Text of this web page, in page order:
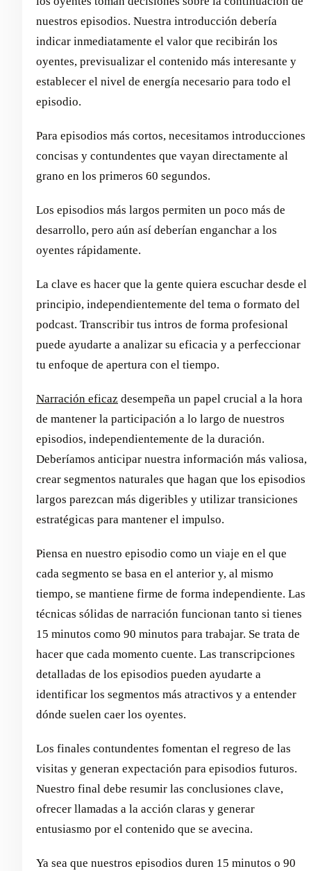
nuestros episodios. Nuestra introducción debería
indicar inmediatamente el valor que recibirán los
oyentes, previsualizar el contenido más interesante y
establecer el nivel de energía necesario para todo el
episodio.
Para episodios más cortos, necesitamos introducciones
concisas y contundentes que vayan directamente al
grano en los primeros 60 segundos.
Los episodios más largos permiten un poco más de
desarrollo, pero aún así deberían enganchar a los
oyentes rápidamente.
La clave es hacer que la gente quiera escuchar desde el
principio, independientemente del tema o formato del
podcast. Transcribir tus intros de forma profesional
puede ayudarte a analizar su eficacia y a perfeccionar
tu enfoque de apertura con el tiempo.
Narración eficaz desempeña un papel crucial a la hora
de mantener la participación a lo largo de nuestros
episodios, independientemente de la duración.
Deberíamos anticipar nuestra información más valiosa,
crear segmentos naturales que hagan que los episodios
largos parezcan más digeribles y utilizar transiciones
estratégicas para mantener el impulso.
Piensa en nuestro episodio como un viaje en el que
cada segmento se basa en el anterior y, al mismo
tiempo, se mantiene firme de forma independiente. Las
técnicas sólidas de narración funcionan tanto si tienes
15 minutos como 90 minutos para trabajar. Se trata de
hacer que cada momento cuente. Las transcripciones
detalladas de los episodios pueden ayudarte a
identificar los segmentos más atractivos y a entender
dónde suelen caer los oyentes.
Los finales contundentes fomentan el regreso de las
visitas y generan expectación para episodios futuros.
Nuestro final debe resumir las conclusiones clave,
ofrecer llamadas a la acción claras y generar
entusiasmo por el contenido que se avecina.
Ya sea que nuestros episodios duren 15 minutos o 90